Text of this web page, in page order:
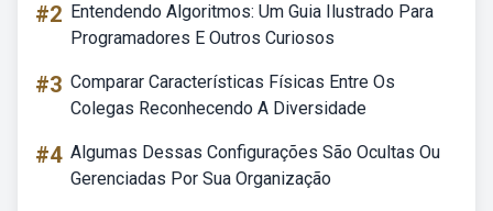
#2 Entendendo Algoritmos: Um Guia Ilustrado Para
Programadores E Outros Curiosos
#3 Comparar Características Físicas Entre Os
Colegas Reconhecendo A Diversidade
#4 Algumas Dessas Configurações São Ocultas Ou
Gerenciadas Por Sua Organização